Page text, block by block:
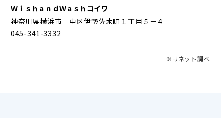
ＷｉｓｈａｎｄＷａｓｈコイワ
神奈川県横浜市 中区伊勢佐木町１丁目５－４
045-341-3332
※リネット調べ